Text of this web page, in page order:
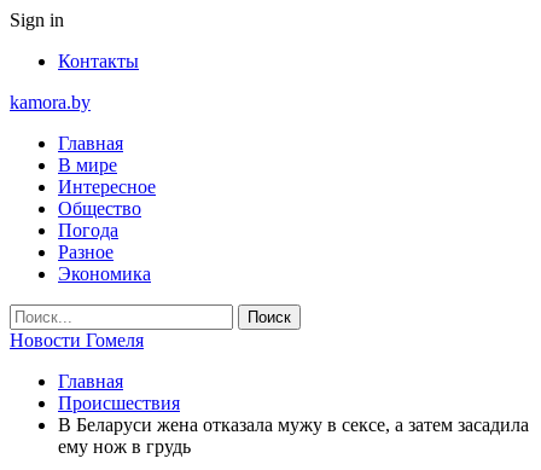
Sign in
Контакты
kamora.by
Главная
В мире
Интересное
Общество
Погода
Разное
Экономика
Новости Гомеля
Главная
Происшествия
В Беларуси жена отказала мужу в сексе, а затем засадила
ему нож в грудь